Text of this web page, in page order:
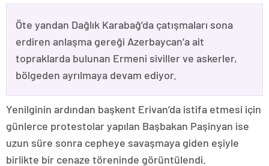
Öte yandan Dağlık Karabağ’da çatışmaları sona
erdiren anlaşma gereği Azerbaycan’a ait
topraklarda bulunan Ermeni siviller ve askerler,
bölgeden ayrılmaya devam ediyor.
Yenilginin ardından başkent Erivan’da istifa etmesi için
günlerce protestolar yapılan Başbakan Paşinyan ise
uzun süre sonra cepheye savaşmaya giden eşiyle
birlikte bir cenaze töreninde görüntülendi.